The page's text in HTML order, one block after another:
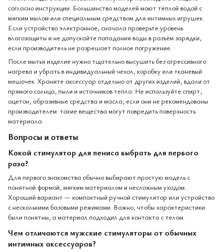
согласно инструкции. Большинство моделей моют тёплой водой с
мягким мылом или специальным средством для интимных игрушек.
Если устройство электронное, сначала проверьте уровень
влагозащиты и не допускайте попадания воды в разъём зарядки,
если производитель не разрешает полное погружение.
После мытья изделие нужно тщательно высушить без агрессивного
нагрева и убрать в индивидуальный чехол, коробку или тканевый
мешочек. Храните аксессуар отдельно от других изделий, вдали от
прямого солнца, пыли и источников тепла. Не используйте спирт,
ацетон, абразивные средства и масла, если они не рекомендованы
производителем: такие вещества могут повредить поверхность
материала.
Вопросы и ответы
Какой стимулятор для пениса выбрать для первого
раза?
Для первого знакомства обычно выбирают простую модель с
понятной формой, мягким материалом и несложным уходом.
Хороший вариант — компактный ручной стимулятор или устройство
с несколькими базовыми режимами. Важно, чтобы характеристики
были понятны, а материал подходил для контакта с телом.
Чем отличаются мужские стимуляторы от обычных
интимных аксессуаров?